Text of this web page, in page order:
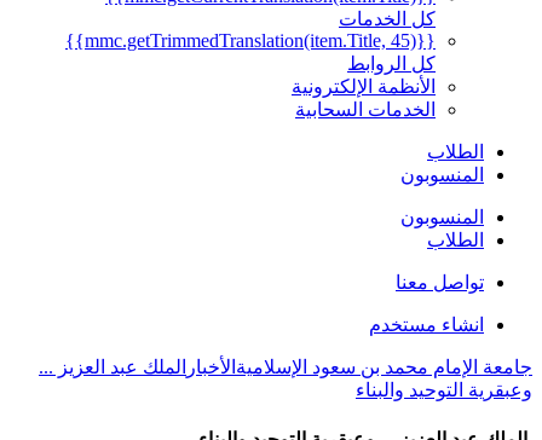
كل الخدمات
{{mmc.getTrimmedTranslation(item.Title, 45)}}
كل الروابط
الأنظمة الإلكترونية
الخدمات السحابية
الطلاب
المنسوبون
المنسوبون
الطلاب
تواصل معنا
انشاء مستخدم
جامعة الإمام محمد بن سعود الإسلامية الأخبار الملك عبد العزيز ...
وعبقرية التوحيد والبناء